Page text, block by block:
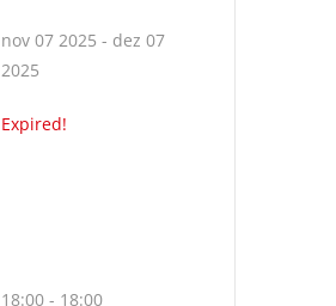
nov 07 2025 - dez 07
2025
Expired!
18:00 - 18:00